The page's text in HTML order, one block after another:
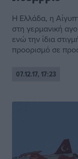
Η Ελλάδα, η
στη γερμανική
ενώ την ίδια
προορισμό σε
07.12.17, 17:23